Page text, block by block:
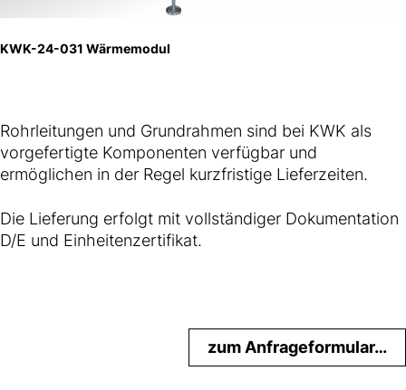
KWK-24-031 Wärmemodul
Rohrleitungen und Grundrahmen sind bei KWK als
vorgefertigte Komponenten verfügbar und
ermöglichen in der Regel kurzfristige Lieferzeiten.
Die Lieferung erfolgt mit vollständiger Dokumentation
D/E und Einheitenzertifikat.
zum Anfrageformular…